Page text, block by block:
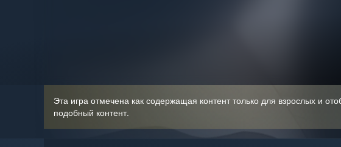
Эта игра отмечена как содержащая контент только для взрослых и
подобный контент.